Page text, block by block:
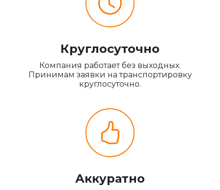
Круглосуточно
Компания работает без выходных.
Принимам заявки на транспортировку
круглосуточно.
Аккуратно